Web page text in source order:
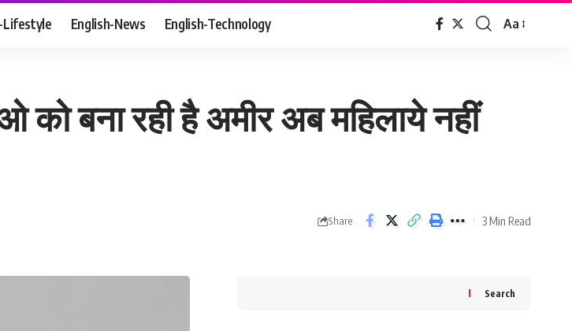
Lifestyle English-News English-Technology
Font
Aa
को बना रही है अमीर अब महिलाये नहीं
Share 3 Min Read
Search